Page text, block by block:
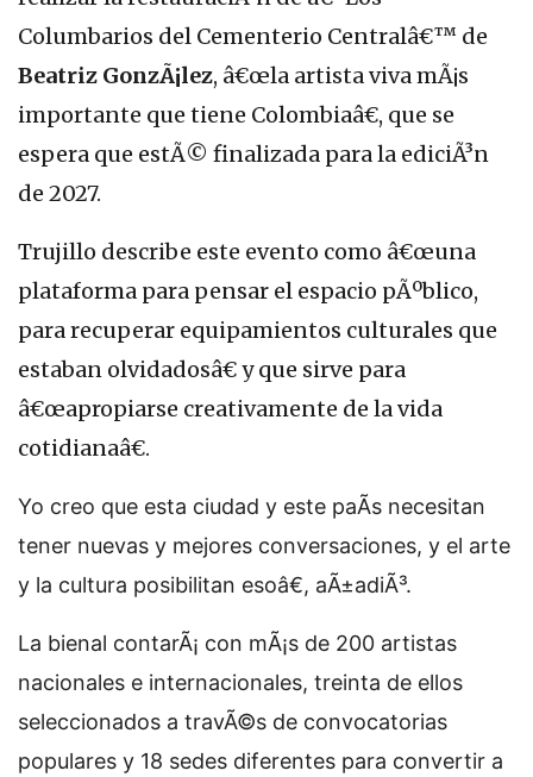
Columbarios del Cementerio Centralâ€™ de
Beatriz GonzÃ¡lez, â€œla artista viva mÃ¡s
importante que tiene Colombiaâ€, que se
espera que estÃ© finalizada para la ediciÃ³n
de 2027.
Trujillo describe este evento como â€œuna
plataforma para pensar el espacio pÃºblico,
para recuperar equipamientos culturales que
estaban olvidadosâ€ y que sirve para
â€œapropiarse creativamente de la vida
cotidianaâ€.
Yo creo que esta ciudad y este paÃ­s necesitan
tener nuevas y mejores conversaciones, y el arte
y la cultura posibilitan esoâ€, aÃ±adiÃ³.
La bienal contarÃ¡ con mÃ¡s de 200 artistas
nacionales e internacionales, treinta de ellos
seleccionados a travÃ©s de convocatorias
populares y 18 sedes diferentes para convertir a